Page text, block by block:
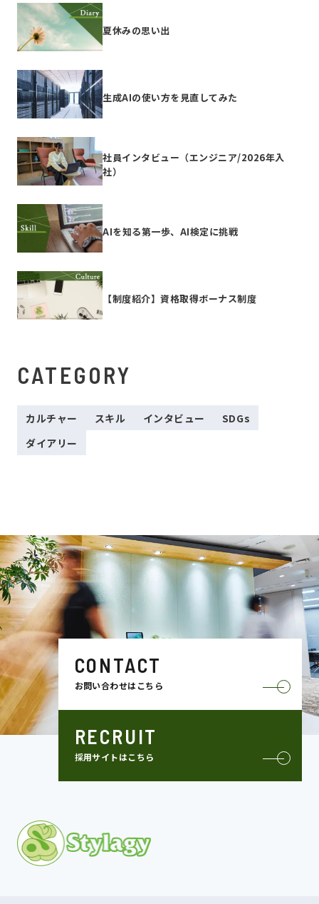
夏休みの思い出
生成AIの使い方を見直してみた
社員インタビュー（エンジニア/2026年入
社）
AIを知る第一歩、AI検定に挑戦
【制度紹介】資格取得ボーナス制度
CATEGORY
カルチャー スキル インタビュー
SDGs
ダイアリー
CONTACT
お問い合わせはこちら
RECRUIT
採用サイトはこちら